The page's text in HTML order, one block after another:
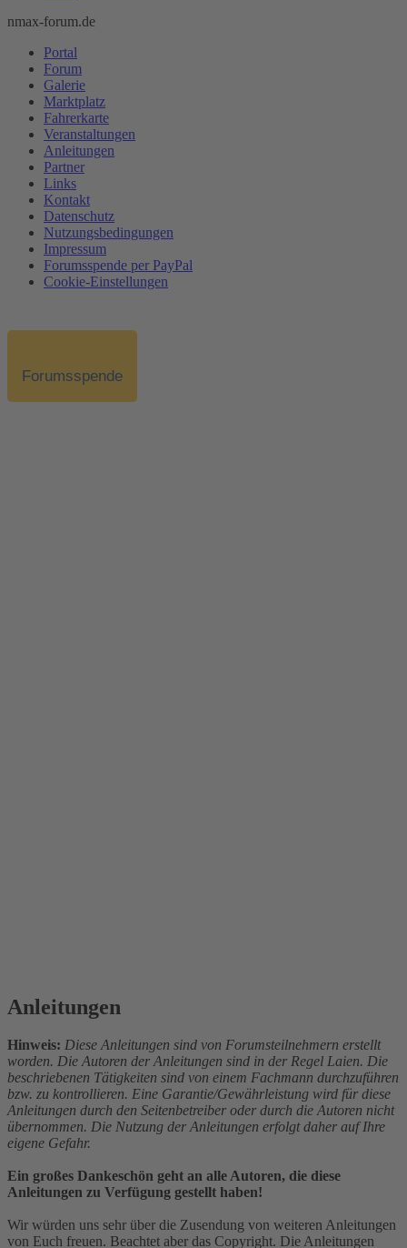
nmax-forum.de
Portal
Forum
Galerie
Marktplatz
Fahrerkarte
Veranstaltungen
Anleitungen
Partner
Links
Kontakt
Datenschutz
Nutzungsbedingungen
Impressum
Forumsspende per PayPal
Cookie-Einstellungen
Forumsspende
Anleitungen
Hinweis: Diese Anleitungen sind von Forumsteilnehmern erstellt
worden. Die Autoren der Anleitungen sind in der Regel Laien. Die
beschriebenen Tätigkeiten sind von einem Fachmann durchzuführen
bzw. zu kontrollieren. Eine Garantie/Gewährleistung wird für diese
Anleitungen durch den Seitenbetreiber oder durch die Autoren nicht
übernommen. Die Nutzung der Anleitungen erfolgt daher auf Ihre
eigene Gefahr.
Ein großes Dankeschön geht an alle Autoren, die diese
Anleitungen zu Verfügung gestellt haben!
Wir würden uns sehr über die Zusendung von weiteren Anleitungen
von Euch freuen. Beachtet aber das Copyright. Die Anleitungen